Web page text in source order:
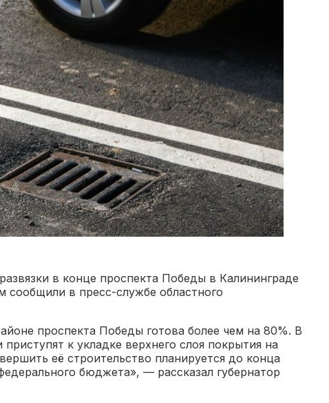
в конце проспекта Победы в Калининграде
сообщили в пресс-службе областного
проспекта Победы готова более чем на 80%. В
к укладке верхнего слоя покрытия на
её строительство планируется до конца
бюджета», — рассказал губернатор